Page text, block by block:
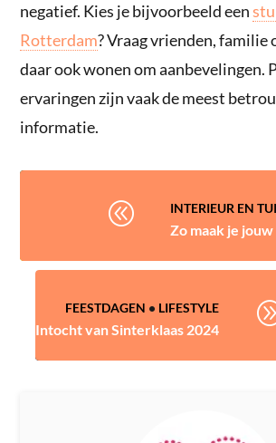
negatief. Kies je bijvoorbeeld een
Rotterdam? Vraag vrienden, familie
daar ook wonen om aanbevelingen.
ervaringen zijn vaak de meest
informatie.
@ INTERIEUR EN
Zo maak je
FEESTDAGEN • LIFESTYLE
Intocht van Sinterklaas 2024